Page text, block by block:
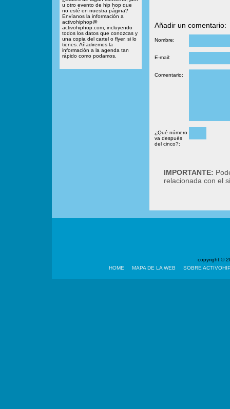
u otro evento de hip hop que
no esté en nuestra página?
Envíanos la información a
activohiphop@
activohiphop.com, incluyendo
todos los datos que conozcas y
una copia del cartel o flyer, si lo
tienes. Añadiremos la
información a la agenda tan
rápido como podamos.
Añadir un comentario:
Nombre:
E-mail:
Comentario:
¿Qué número
va después
del cinco?:
IMPORTANTE:
relacionada con el
copyright ©
HOME
MAPA DE LA WEB SOBRE